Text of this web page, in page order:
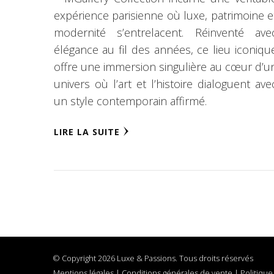
expérience parisienne où luxe, patrimoine
modernité s’entrelacent. Réinventé
élégance au fil des années, ce lieu
offre une immersion singulière au cœur
univers où l’art et l’histoire dialoguent
un style contemporain affirmé.
LIRE LA SUITE
© Copyright 2026 Luxe & Passions. Tous droits réservés